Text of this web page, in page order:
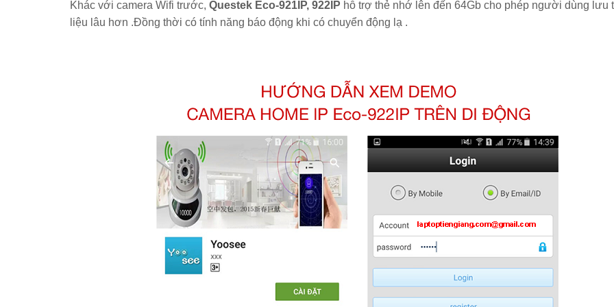
Khác với camera Wifi trước, Questek Eco-921IP, 922IP hỗ trợ thẻ nhớ lên đến 64Gb cho phép người dùng lưu
liệu lâu hơn .Đồng thời có tính năng báo động khi có chuyển động lạ .